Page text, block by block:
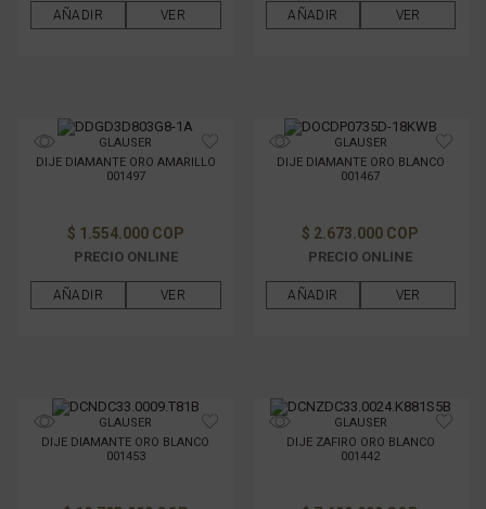
AÑADIR VER AÑADIR VER
GLAUSER
DIJE DIAMANTE ORO AMARILLO
001497
$ 1.554.000 COP
PRECIO ONLINE
AÑADIR VER
GLAUSER
DIJE DIAMANTE ORO BLANCO
001467
$ 2.673.000 COP
PRECIO ONLINE
AÑADIR VER
GLAUSER
DIJE DIAMANTE ORO BLANCO
001453
GLAUSER
DIJE ZAFIRO ORO BLANCO
001442